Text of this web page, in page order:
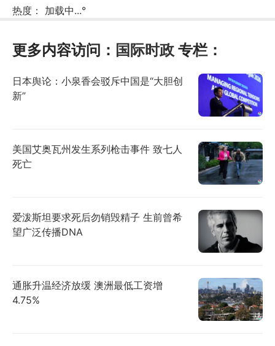
热度： 加载中...°
更多内容访问： 国际时政 专栏：
日本舆论：小泉香会驳斥中国是“大胆创
新”
美国艾奥瓦州发生系列枪击事件 致七人
死亡
爱泼斯坦要求死后勿销毁精子 生前曾希
望广泛传播DNA
通胀升温经济放缓 澳洲最低工资增
4.75%